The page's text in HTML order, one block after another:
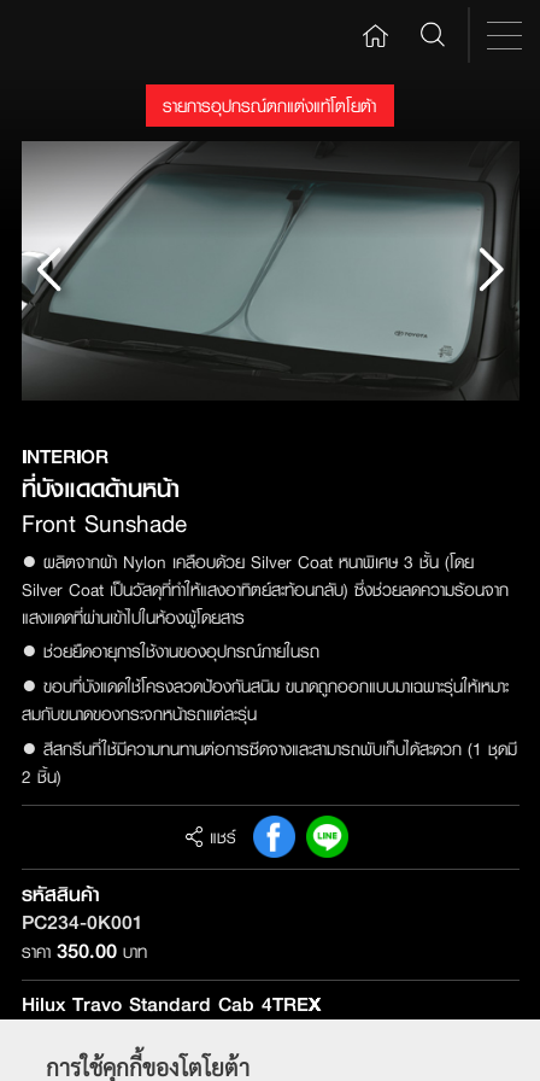
รายการอุปกรณ์ตกแต่งแท้โตโยต้า
INTERIOR
Front Sunshade
● ผลิตจากผ้า Nylon เคลือบด้วย Silver Coat หนาพิเศษ 3 ชั้น (โดย
Silver Coat เป็นวัสดุที่ทำให้แสงอาทิตย์สะท้อนกลับ) ซึ่งช่วยลดความร้อนจาก
แสงแดดที่ผ่านเข้าไปในห้องผู้โดยสาร
● ช่วยยืดอายุการใช้งานของอุปกรณ์ภายในรถ
● ขอบที่บังแดดใช้โครงลวดป้องกันสนิม ขนาดถูกออกแบบมาเฉพาะรุ่นให้เหมาะ
สมกับขนาดของกระจกหน้ารถแต่ละรุ่น
● สีสกรีนที่ใช้มีความทนทานต่อการซีดจางและสามารถพับเก็บได้สะดวก (1 ชุดมี
2 ชิ้น)
แชร์
รหัสสินค้า
PC234-0K001
ราคา 350.00บาท
Hilux Travo Standard Cab 4TREX
การใช้คุกกี้ของโตโยต้า